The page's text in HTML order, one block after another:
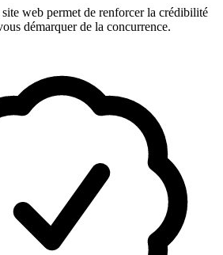
web permet de renforcer la crédibilité
démarquer de la concurrence.